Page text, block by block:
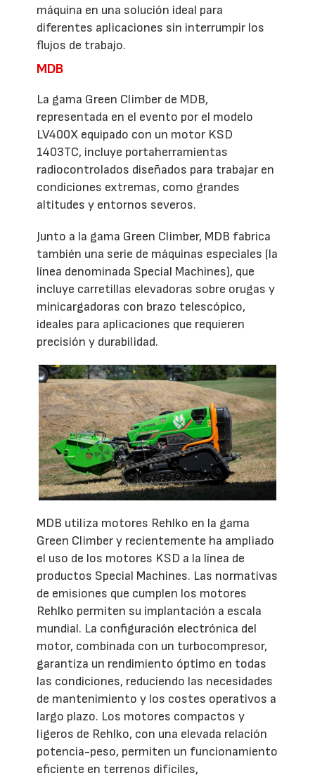
máquina en una solución ideal para
diferentes aplicaciones sin interrumpir los
flujos de trabajo.
MDB
La gama Green Climber de MDB,
representada en el evento por el modelo
LV400X equipado con un motor KSD
1403TC, incluye portaherramientas
radiocontrolados diseñados para trabajar en
condiciones extremas, como grandes
altitudes y entornos severos.
Junto a la gama Green Climber, MDB fabrica
también una serie de máquinas especiales (la
línea denominada Special Machines), que
incluye carretillas elevadoras sobre orugas y
minicargadoras con brazo telescópico,
ideales para aplicaciones que requieren
precisión y durabilidad.
MDB utiliza motores Rehlko en la gama
Green Climber y recientemente ha ampliado
el uso de los motores KSD a la línea de
productos Special Machines. Las normativas
de emisiones que cumplen los motores
Rehlko permiten su implantación a escala
mundial. La configuración electrónica del
motor, combinada con un turbocompresor,
garantiza un rendimiento óptimo en todas
las condiciones, reduciendo las necesidades
de mantenimiento y los costes operativos a
largo plazo. Los motores compactos y
ligeros de Rehlko, con una elevada relación
potencia-peso, permiten un funcionamiento
eficiente en terrenos difíciles,